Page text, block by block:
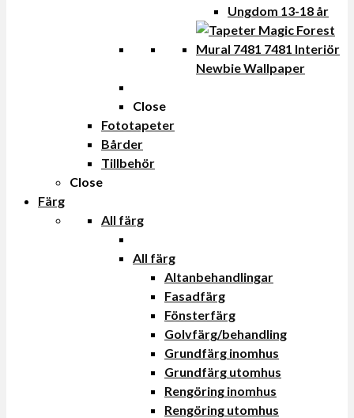
Ungdom 13-18 år
Newbie Wallpaper
Close
Fototapeter
Bårder
Tillbehör
Close
Färg
All färg
All färg
Altanbehandlingar
Fasadfärg
Fönsterfärg
Golvfärg/behandling
Grundfärg inomhus
Grundfärg utomhus
Rengöring inomhus
Rengöring utomhus